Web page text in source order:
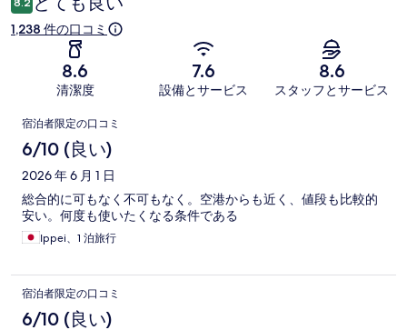
1,238 件の口コミ
8.6
清潔度
7.6
設備とサービス
8.6
スタッフとサービス
口
コ
ミ
宿泊者限定の口コミ
6/10 (良い)
2026 年 6 月 1 日
総合的に可もなく不可もなく。空港からも近く、値段も比較的
安い。何度も使いたくなる条件である
Ippei、1 泊旅行
宿泊者限定の口コミ
6/10 (良い)